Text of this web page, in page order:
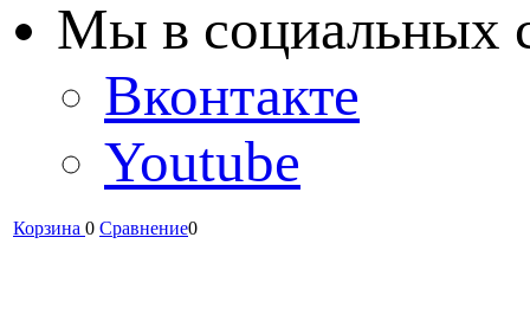
Мы в cоциальных
Вконтакте
Youtube
Корзина 0 Сравнение0